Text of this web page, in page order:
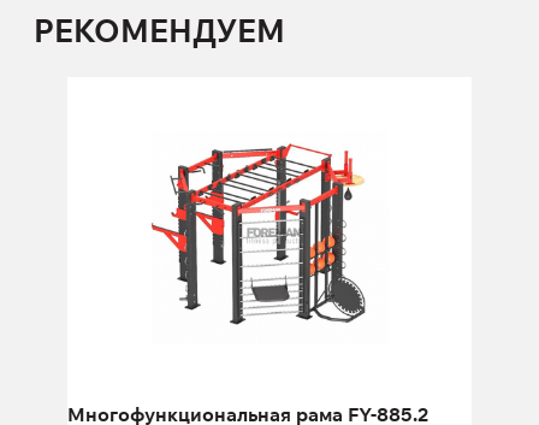
РЕКОМЕНДУЕМ
Многофункциональная рама FY-885.2
336 см
280 см